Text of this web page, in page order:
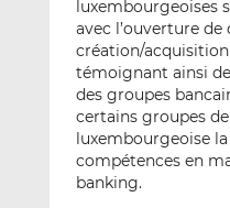
luxembourgeoises
avec l’ouverture
création/
témoignant ainsi
des groupes
certains groupes
luxembourgeoise
compétences en
banking.